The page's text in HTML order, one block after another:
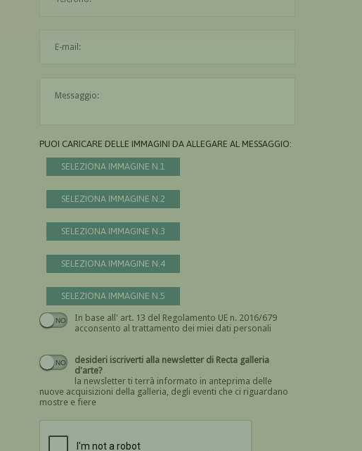
PUOI CARICARE DELLE IMMAGINI DA ALLEGARE AL MESSAGGIO:
SELEZIONA IMMAGINE N.1
SELEZIONA IMMAGINE N.2
SELEZIONA IMMAGINE N.3
SELEZIONA IMMAGINE N.4
SELEZIONA IMMAGINE N.5
In base all' art. 13 del Regolamento UE n. 2016/679
acconsento al trattamento dei miei dati personali
Devi dare il consenso
desideri iscriverti alla newsletter di Recta galleria
d'arte?
la newsletter ti terrà informato in anteprima delle
nuove acquisizioni della galleria, degli eventi che ci riguardano
mostre e fiere